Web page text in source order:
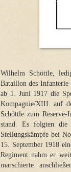
Wilhelm Schöttle,
Bataillon des
ab 1. Juni 1917 die
Kompagnie/XIII. auf
Schöttle zum
stand. Es folgten die
Stellungskämpfe bei
15. September 1918
Regiment nahm er
marschierte